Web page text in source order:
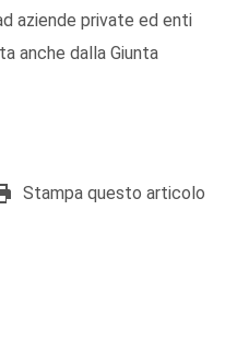
aziende private ed enti
anche dalla Giunta
Stampa questo articolo